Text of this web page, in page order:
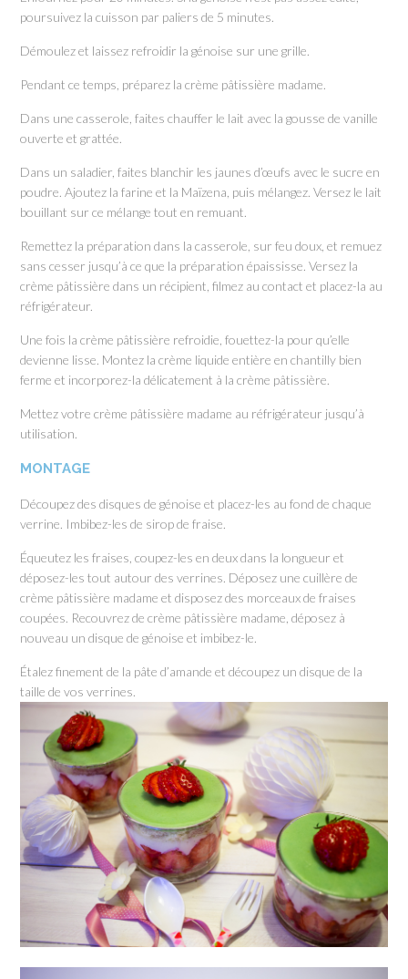
poursuivez la cuisson par paliers de 5 minutes.
Démoulez et laissez refroidir la génoise sur une grille.
Pendant ce temps, préparez la crème pâtissière madame.
Dans une casserole, faites chauffer le lait avec la gousse de vanille
ouverte et grattée.
Dans un saladier, faites blanchir les jaunes d’œufs avec le sucre en
poudre. Ajoutez la farine et la Maïzena, puis mélangez. Versez le lait
bouillant sur ce mélange tout en remuant.
Remettez la préparation dans la casserole, sur feu doux, et remuez
sans cesser jusqu’à ce que la préparation épaississe. Versez la
crème pâtissière dans un récipient, filmez au contact et placez-la au
réfrigérateur.
Une fois la crème pâtissière refroidie, fouettez-la pour qu’elle
devienne lisse. Montez la crème liquide entière en chantilly bien
ferme et incorporez-la délicatement à la crème pâtissière.
Mettez votre crème pâtissière madame au réfrigérateur jusqu’à
utilisation.
MONTAGE
Découpez des disques de génoise et placez-les au fond de chaque
verrine. Imbibez-les de sirop de fraise.
Équeutez les fraises, coupez-les en deux dans la longueur et
déposez-les tout autour des verrines. Déposez une cuillère de
crème pâtissière madame et disposez des morceaux de fraises
coupées. Recouvrez de crème pâtissière madame, déposez à
nouveau un disque de génoise et imbibez-le.
Étalez finement de la pâte d’amande et découpez un disque de la
taille de vos verrines.